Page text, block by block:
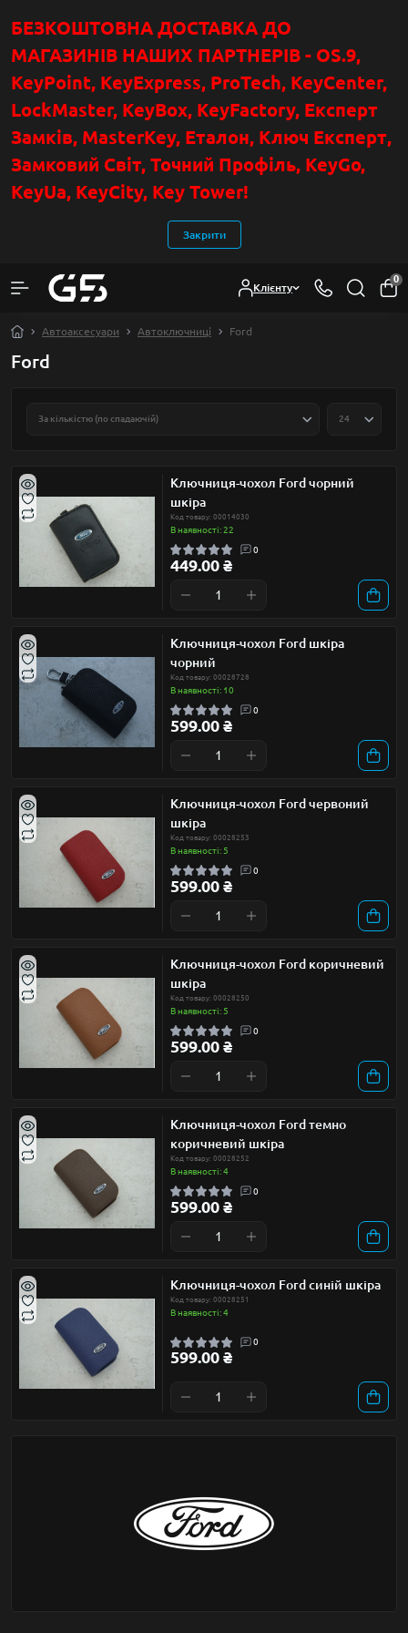
БЕЗКОШТОВНА ДОСТАВКА ДО
МАГАЗИНІВ НАШИХ ПАРТНЕРІВ - OS.9,
KeyPoint, KeyExpress, ProTech, KeyCenter,
LockMaster, KeyBox, KeyFactory, Експерт
Замків, MasterKey, Еталон, Ключ Експерт,
Замковий Світ, Точний Профіль, KeyGo,
KeyUa, KeyCity, Key Tower!
Закрити
Клієнту
0
Автоаксесуари Автоключниці Ford
Ford
Ключниця-чохол Ford чорний
шкіра
Код товару: 00014030
В наявності: 22
0
449.00 ₴
Ключниця-чохол Ford шкіра
чорний
Код товару: 00028728
В наявності: 10
0
599.00 ₴
Ключниця-чохол Ford червоний
шкіра
Код товару: 00028253
В наявності: 5
0
599.00 ₴
Ключниця-чохол Ford коричневий
шкіра
Код товару: 00028250
В наявності: 5
0
599.00 ₴
Ключниця-чохол Ford темно
коричневий шкіра
Код товару: 00028252
В наявності: 4
0
599.00 ₴
Ключниця-чохол Ford синій шкіра
Код товару: 00028251
В наявності: 4
0
599.00 ₴